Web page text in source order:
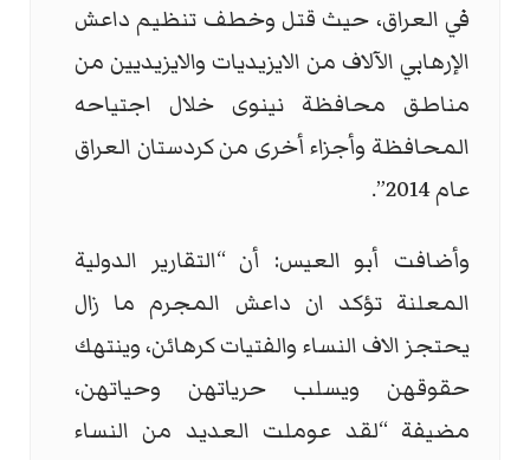
في العراق، حيث قتل وخطف تنظيم داعش
الإرهابي الآلاف من الايزيديات والايزيديين من
مناطق محافظة نينوى خلال اجتياحه
المحافظة وأجزاء أخرى من كردستان العراق
عام 2014”.
وأضافت أبو العيس: أن “التقارير الدولية
المعلنة تؤكد ان داعش المجرم ما زال
يحتجز الاف النساء والفتيات كرهائن، وينتهك
حقوقهن ويسلب حرياتهن وحياتهن،
مضيفة “لقد عوملت العديد من النساء